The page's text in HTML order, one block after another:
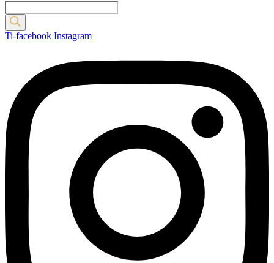
Products
search
Ti-facebook Instagram